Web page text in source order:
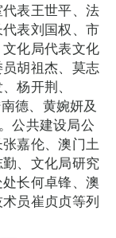
表王世平、法
表刘国权、市
化局代表文化
胡祖杰、莫志
杨开荆、
德、黄婉妍及
公共建设局公
嘉伦、澳门土
、文化局研究
长何卓锋、澳
员崔贞贞等列